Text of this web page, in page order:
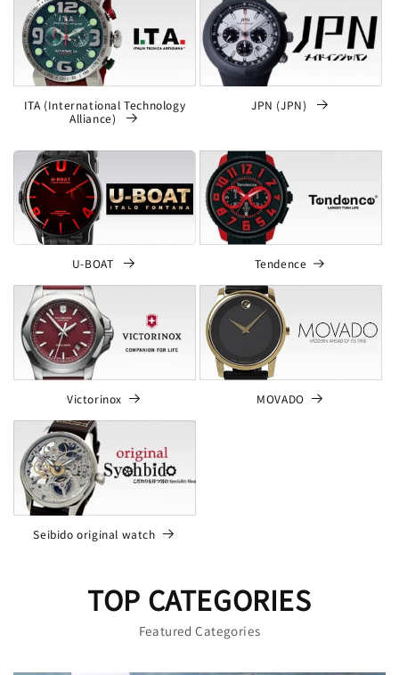
ITA (International Technology
Alliance)
JPN (JPN)
U-BOAT Tendence
Victorinox MOVADO
Seibido original watch
TOP CATEGORIES
Featured Categories